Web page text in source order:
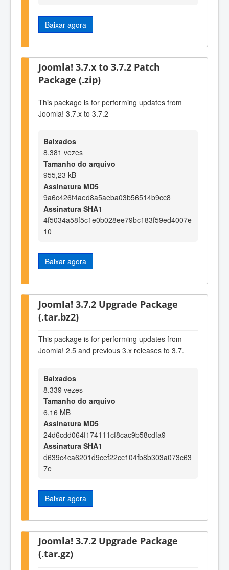
Baixar agora
Joomla! 3.7.x to 3.7.2 Patch
Package (.zip)
This package is for performing updates from
Joomla! 3.7.x to 3.7.2
Baixados
8.381 vezes
Tamanho do arquivo
955,23 kB
Assinatura MD5
9a6c426f4aed8a5aeba03b56514b9cc8
Assinatura SHA1
4f5034a58f5c1e0b028ee79bc183f59ed4007e
10
Baixar agora
Joomla! 3.7.2 Upgrade Package
(.tar.bz2)
This package is for performing updates from
Joomla! 2.5 and previous 3.x releases to 3.7.
Baixados
8.339 vezes
Tamanho do arquivo
6,16 MB
Assinatura MD5
24d6cdd064f174111cf8cac9b58cdfa9
Assinatura SHA1
d639c4ca6201d9cef22cc104fb8b303a073c63
7e
Baixar agora
Joomla! 3.7.2 Upgrade Package
(.tar.gz)